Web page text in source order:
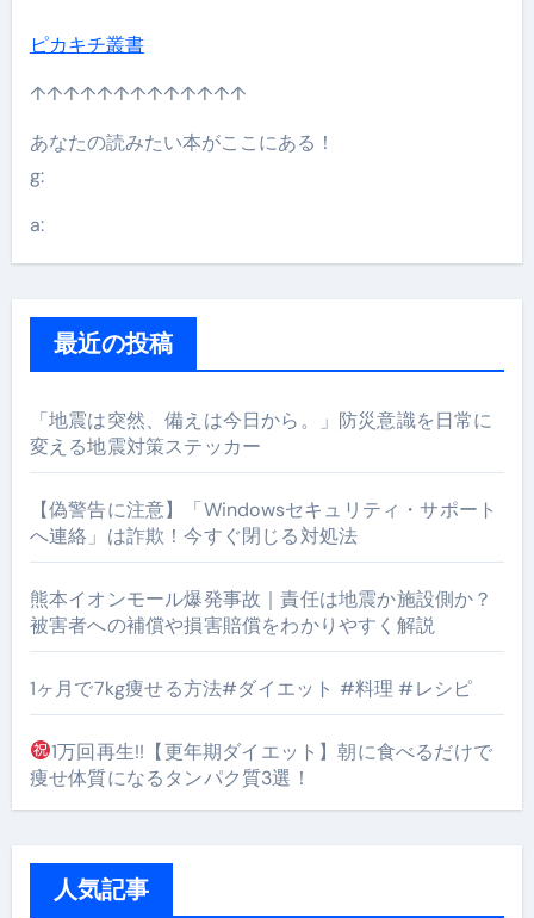
ピカキチ叢書
↑↑↑↑↑↑↑↑↑↑↑↑↑
あなたの読みたい本がここにある！
g:
a:
最近の投稿
「地震は突然、備えは今日から。」防災意識を日常に
変える地震対策ステッカー
【偽警告に注意】「Windowsセキュリティ・サポート
へ連絡」は詐欺！今すぐ閉じる対処法
熊本イオンモール爆発事故｜責任は地震か施設側か？
被害者への補償や損害賠償をわかりやすく解説
1ヶ月で7kg痩せる方法#ダイエット #料理 #レシピ
1万回再生!!【更年期ダイエット】朝に食べるだけで
痩せ体質になるタンパク質3選！
人気記事